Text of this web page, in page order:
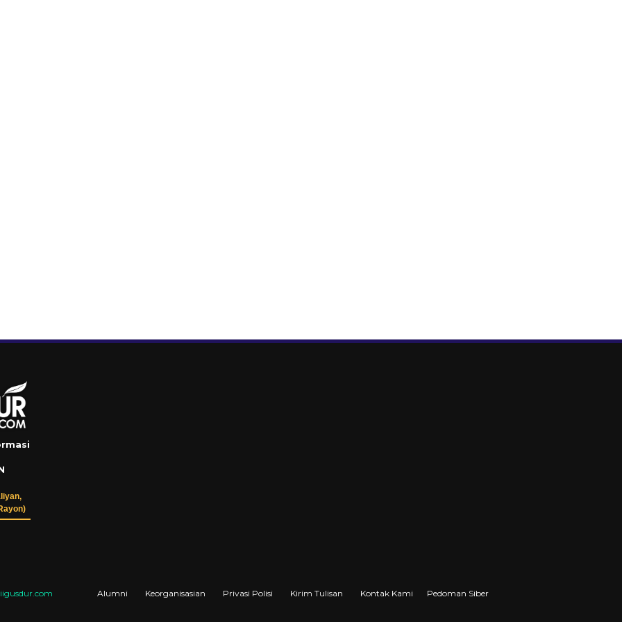
Alumni Keorganisasian Privasi Polisi Kirim Tulisan Kontak Kami Pedoman Siber